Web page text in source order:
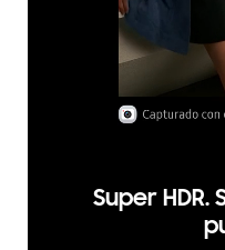
Super HDR.